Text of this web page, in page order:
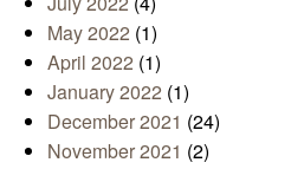
May 2022 (1)
April 2022 (1)
January 2022 (1)
December 2021 (24)
November 2021 (2)